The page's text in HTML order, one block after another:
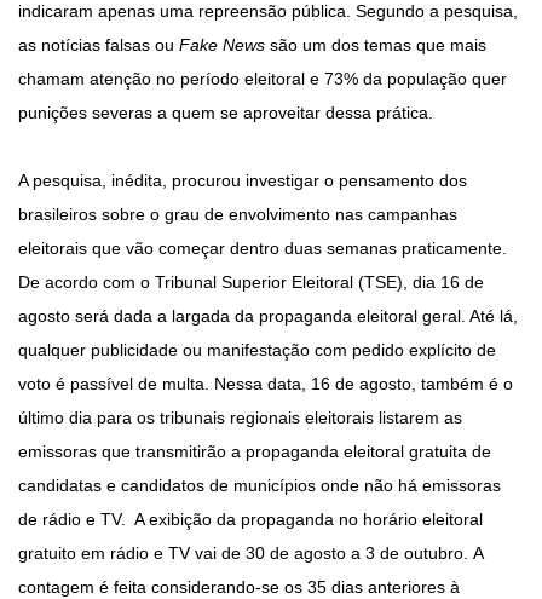
indicaram apenas uma repreensão pública. Segundo a pesquisa,
as notícias falsas ou Fake News são um dos temas que mais
chamam atenção no período eleitoral e 73% da população quer
punições severas a quem se aproveitar dessa prática.
A pesquisa, inédita, procurou investigar o pensamento dos
brasileiros sobre o grau de envolvimento nas campanhas
eleitorais que vão começar dentro duas semanas praticamente.
De acordo com o Tribunal Superior Eleitoral (TSE), dia 16 de
agosto será dada a largada da propaganda eleitoral geral. Até lá,
qualquer publicidade ou manifestação com pedido explícito de
voto é passível de multa. Nessa data, 16 de agosto, também é o
último dia para os tribunais regionais eleitorais listarem as
emissoras que transmitirão a propaganda eleitoral gratuita de
candidatas e candidatos de municípios onde não há emissoras
de rádio e TV. A exibição da propaganda no horário eleitoral
gratuito em rádio e TV vai de 30 de agosto a 3 de outubro. A
contagem é feita considerando-se os 35 dias anteriores à